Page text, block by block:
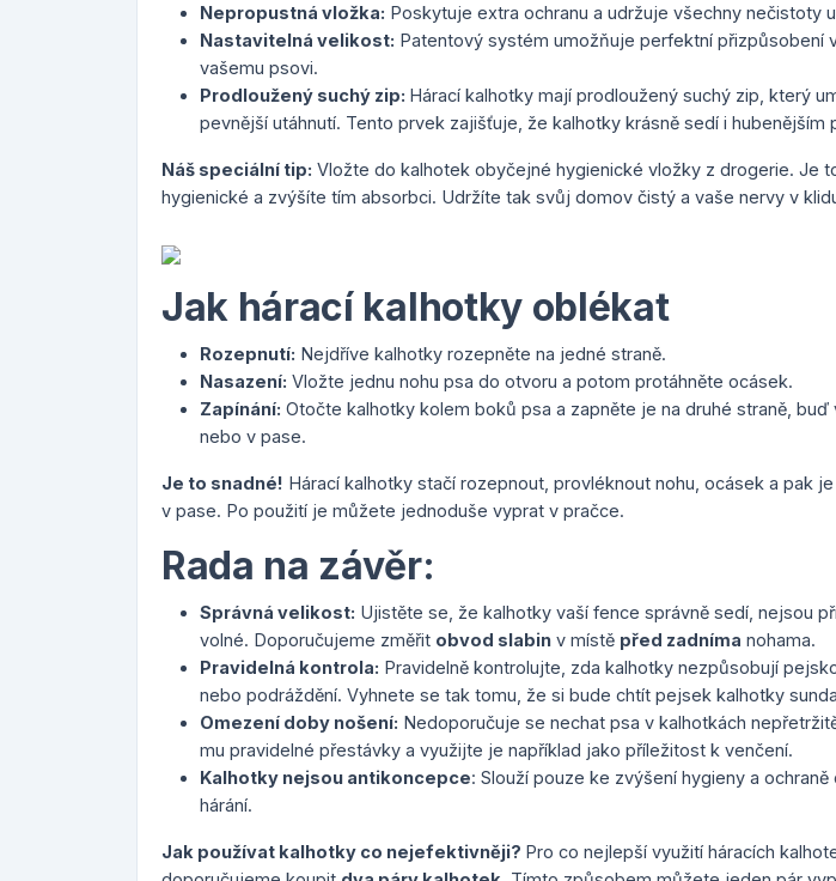
Nepropustná vložka: Poskytuje extra ochranu a udržuje všechny nečistoty
Nastavitelná velikost: Patentový systém umožňuje perfektní přizpůsobení
vašemu psovi.
Prodloužený suchý zip: Hárací kalhotky mají prodloužený suchý zip, který
pevnější utáhnutí. Tento prvek zajišťuje, že kalhotky krásně sedí i hubenějším
Náš speciální tip: Vložte do kalhotek obyčejné hygienické vložky z drogerie. Je
hygienické a zvýšíte tím absorbci. Udržíte tak svůj domov čistý a vaše nervy v
Jak hárací kalhotky oblékat
Rozepnutí: Nejdříve kalhotky rozepněte na jedné straně.
Nasazení: Vložte jednu nohu psa do otvoru a potom protáhněte ocásek.
Zapínání: Otočte kalhotky kolem boků psa a zapněte je na druhé straně, buď
nebo v pase.
Je to snadné! Hárací kalhotky stačí rozepnout, provléknout nohu, ocásek a pak
v pase. Po použití je můžete jednoduše vyprat v pračce.
Rada na závěr:
Správná velikost: Ujistěte se, že kalhotky vaší fence správně sedí, nejsou
volné. Doporučujeme změřit obvod slabin v místě před zadníma nohama.
Pravidelná kontrola: Pravidelně kontrolujte, zda kalhotky nezpůsobují
nebo podráždění. Vyhnete se tak tomu, že si bude chtít pejsek kalhotky
Omezení doby nošení: Nedoporučuje se nechat psa v kalhotkách
mu pravidelné přestávky a využijte je například jako příležitost k venčení.
Kalhotky nejsou antikoncepce: Slouží pouze ke zvýšení hygieny a
hárání.
Jak používat kalhotky co nejefektivněji? Pro co nejlepší využití háracích